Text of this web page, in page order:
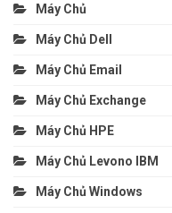
Máy Chủ
Máy Chủ Dell
Máy Chủ Email
Máy Chủ Exchange
Máy Chủ HPE
Máy Chủ Levono IBM
Máy Chủ Windows